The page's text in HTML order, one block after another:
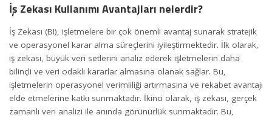
İş Zekası Kullanımı Avantajları nelerdir?
İş Zekası (BI), işletmelere bir çok önemli avantaj sunarak stratejik
ve operasyonel karar alma süreçlerini iyileştirmektedir. İlk olarak,
iş zekası, büyük veri setlerini analiz ederek işletmelerin daha
bilinçli ve veri odaklı kararlar almasına olanak sağlar. Bu,
işletmelerin operasyonel verimliliği artırmasına ve rekabet avantajı
elde etmelerine katkı sunmaktadır. İkinci olarak, iş zekası, gerçek
zamanlı veri analizi ile anında görünürlük sunmaktadır. Bu,